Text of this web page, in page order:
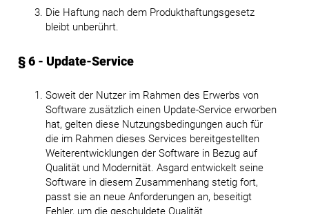
Die Haftung nach dem Produkthaftungsgesetz
bleibt unberührt.
§ 6 - Update-Service
Soweit der Nutzer im Rahmen des Erwerbs von
Software zusätzlich einen Update-Service erworben
hat, gelten diese Nutzungsbedingungen auch für
die im Rahmen dieses Services bereitgestellten
Weiterentwicklungen der Software in Bezug auf
Qualität und Modernität. Asgard entwickelt seine
Software in diesem Zusammenhang stetig fort,
passt sie an neue Anforderungen an, beseitigt
Fehler, um die geschuldete Qualität